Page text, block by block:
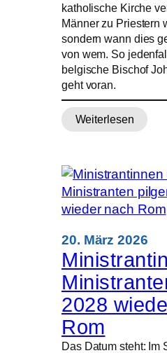
katholische Kirche
Männer zu Priestern
sondern wann dies
von wem. So
belgische Bischof
geht voran.
Weiterlesen
:
will
bis
2028
Verheiratete
weihen
20. März 2026
2028
Rom
Das Datum steht: Im